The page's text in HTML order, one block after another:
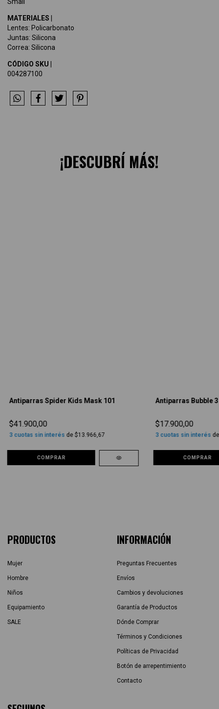
MATERIALES |
Lentes: Policarbonato
Juntas: Silicona
Correa: Silicona
CÓDIGO SKU |
004287100
¡DESCUBRÍ MÁS!
Antiparras Spider Kids Mask 101
$41.900,00
3cuotas sin interés de $13.966,67
COMPRAR
Antiparras Bubble
$17.900,00
3cuotas sin interés
COMPRAR
PRODUCTOS
Mujer
Hombre
Niños
Equipamiento
SALE
INFORMACIÓN
Preguntas Frecuentes
Envíos
Cambios y devoluciones
Garantía de Productos
Dónde Comprar
Términos y Condiciones
Políticas de Privacidad
Botón de arrepentimiento
Contacto